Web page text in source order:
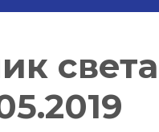
света